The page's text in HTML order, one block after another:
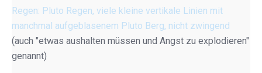
Regen: Pluto Regen, viele kleine vertikale Linien mit
manchmal aufgeblasenem Pluto Berg, nicht zwingend
(auch "etwas aushalten müssen und Angst zu explodieren"
genannt)